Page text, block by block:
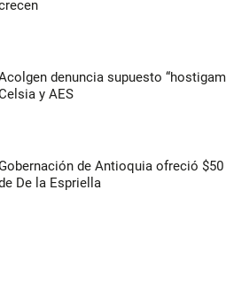
denuncia supuesto
y AES
de Antioquia ofreció
De la Espriella